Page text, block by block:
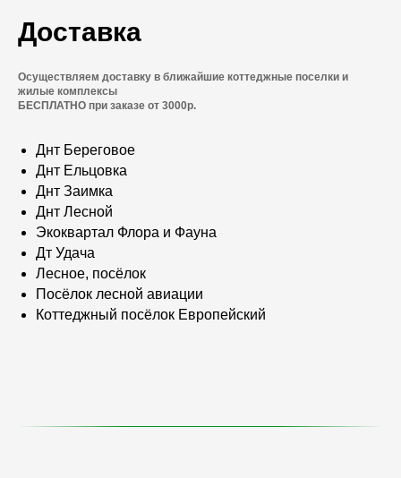
Доставка
Осуществляем доставку в ближайшие коттеджные поселки и
жилые комплексы
БЕСПЛАТНО при заказе от 3000р.
Днт Береговое
Днт Ельцовка
Днт Заимка
Днт Лесной
Экоквартал Флора и Фауна
Дт Удача
Лесное, посёлок
Посёлок лесной авиации
Коттеджный посёлок Европейский